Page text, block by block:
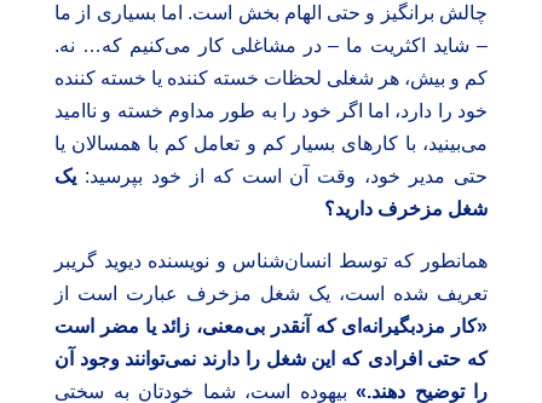
چالش برانگیز و حتی الهام بخش است. اما بسیاری از ما
– شاید اکثریت ما – در مشاغلی کار می‌کنیم که… نه.
کم و بیش، هر شغلی لحظات خسته کننده یا خسته کننده
خود را دارد، اما اگر خود را به طور مداوم خسته و ناامید
می‌بینید، با کارهای بسیار کم و تعامل کم با همسالان یا
حتی مدیر خود، وقت آن است که از خود بپرسید: یک
شغل مزخرف دارید؟
همانطور که توسط انسان‌شناس و نویسنده دیوید گریبر
تعریف شده است، یک شغل مزخرف عبارت است از
«کار مزدبگیرانه‌ای که آنقدر بی‌معنی، زائد یا مضر است
که حتی افرادی که این شغل را دارند نمی‌توانند وجود آن
را توضیح دهند.» بیهوده است، شما خودتان به سختی